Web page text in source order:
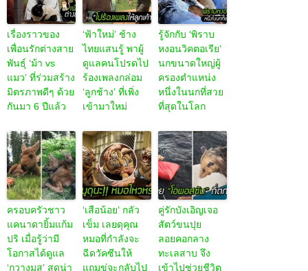
เรื่องราวของ
เพื่อนรักต่างสาย
พันธุ์ ‘ม้า vs
แมว’ ที่ร่วมสร้าง
มิตรภาพดีๆ ด้วย
กันมา 6 ปีแล้ว
‘ฟ้าใหม่’ ช้าง
ไทยแสนรู้ พาผู้
ดูแลคนโปรดไป
ร้องเพลงกล่อม
‘ลูกช้าง’ ที่เพิ่ง
เข้ามาใหม่
รู้จักกับ ‘พิราบ
หงอนวิคตอเรีย’
นกขนาดใหญ่ผู้
ครองตำแหน่ง
หนึ่งในนกที่สวย
ที่สุดในโลก
ครอบครัวชาว
แคนาดายิ้มแก้ม
ปริ เมื่อรู้ว่ามี
โอกาสได้ดูแล
‘กวางมูส’ สุดน่า
‘เสือน้อย’ กลัว
เข็ม เลยดุคุณ
หมอที่กำลังจะ
ฉีดวัคซีนให้
แถมขู่จะกลับไป
คู่รักบังเอิญเจอ
สัตว์ขนปุย
ลอยคอกลาง
ทะเลสาบ จึง
เข้าไปช่วยชีวิต